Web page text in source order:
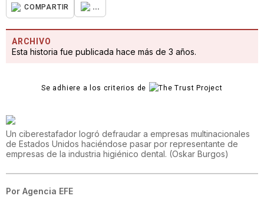
COMPARTIR ...
ARCHIVO
Esta historia fue publicada hace más de 3 años.
Se adhiere a los criterios de
Un ciberestafador logró defraudar a empresas multinacionales
de Estados Unidos haciéndose pasar por representante de
empresas de la industria higiénico dental. (Oskar Burgos)
Por Agencia EFE